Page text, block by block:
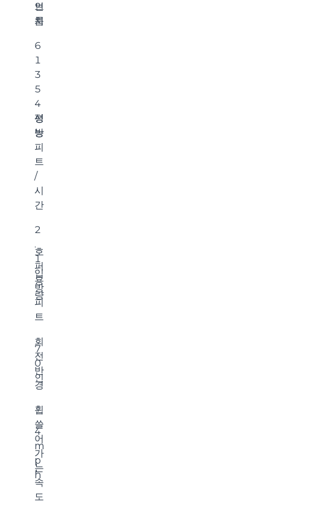
브
룸
인
치
성
능
6
1
3
5
4
평
방
피
트
/
시
간
호
퍼
용
량
2
.
1
입
방
피
트
회
전
반
경
7
0
인
휩
쓸
어
가
는
속
도
4
m
p
h